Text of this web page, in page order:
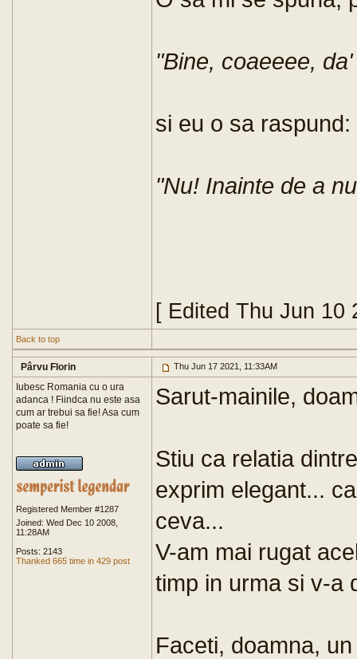
"Bine, coaeeee,
si eu o sa raspund:
"Nu! Inainte de a
[ Edited Thu Jun 10
Back to top
Pârvu Florin Thu Jun 17 2021, 11:33AM
Iubesc Romania cu o ura
adanca ! Fiindca nu este asa
cum ar trebui sa fie! Asa cum
poate sa fie!
Registered Member #1287
Joined: Wed Dec 10 2008,
11:28AM
Posts: 2143
Thanked 665 time in 429 post
Sarut-mainile,
Stiu ca relatia
exprim elegant...
ceva...
V-am mai rugat
timp in urma si v-a
Faceti, doamna,